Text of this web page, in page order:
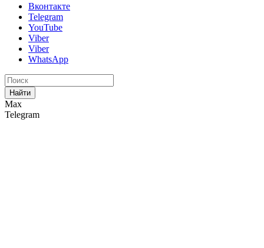
Вконтакте
Telegram
YouTube
Viber
Viber
WhatsApp
Найти
Max
Telegram